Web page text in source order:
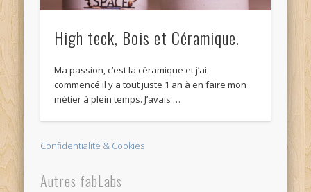
High teck, Bois et Céramique.
Ma passion, c’est la céramique et j’ai
commencé il y a tout juste 1 an à en faire mon
métier à plein temps. J’avais …
Confidentialité & Cookies
Autres fabLabs